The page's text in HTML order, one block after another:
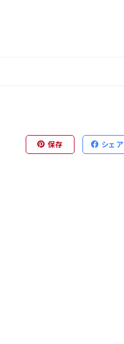
保存 シェア